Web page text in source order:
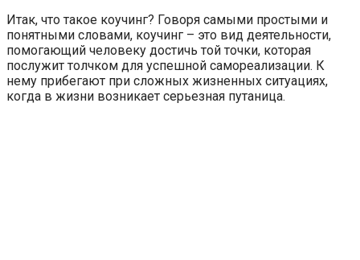
Итак, что такое коучинг? Говоря самыми простыми и
понятными словами, коучинг – это вид деятельности,
помогающий человеку достичь той точки, которая
послужит толчком для успешной самореализации. К
нему прибегают при сложных жизненных ситуациях,
когда в жизни возникает серьезная путаница.